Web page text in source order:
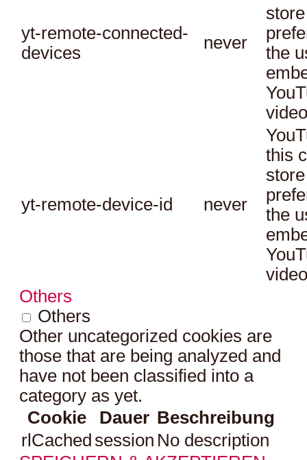
yt-remote-connected-
devices
never
the
yt-remote-device-id never
this
the
Others
Others
Other uncategorized cookies are
those that are being analyzed and
have not been classified into a
category as yet.
Cookie
Dauer Beschreibung
rlCached session No description